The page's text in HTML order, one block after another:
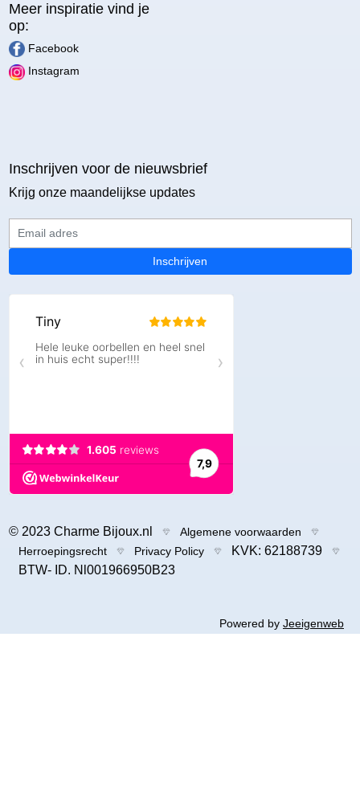
Meer inspiratie vind je
op:
Facebook
Instagram
Inschrijven voor de nieuwsbrief
Krijg onze maandelijkse updates
Inschrijven
© 2023 Charme Bijoux.nl
Algemene voorwaarden
Herroepingsrecht
Privacy Policy
KVK: 62188739
BTW- ID. Nl001966950B23
Powered by Jeeigenweb